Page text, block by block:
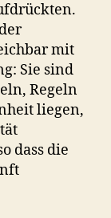
mit
Sie sind
Regeln
liegen,
dass die